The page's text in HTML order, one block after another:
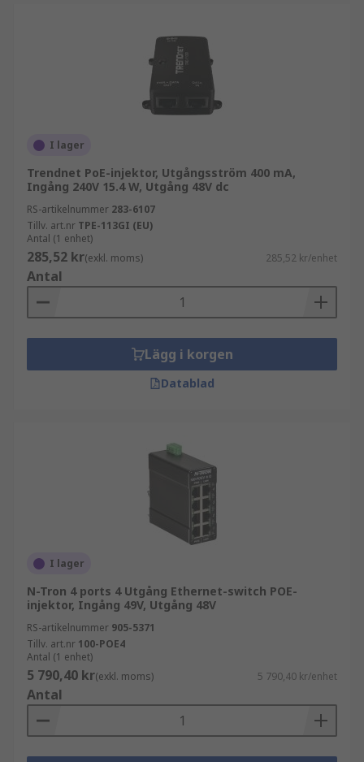
I lager
Trendnet PoE-injektor, Utgångsström 400 mA,
Ingång 240V 15.4 W, Utgång 48V dc
RS-artikelnummer 283-6107
Tillv. art.nr TPE-113GI (EU)
Antal (1 enhet)
285,52 kr(exkl. moms) 285,52 kr/enhet
Antal
Lägg i korgen
Datablad
I lager
N-Tron 4 ports 4 Utgång Ethernet-switch POE-
injektor, Ingång 49V, Utgång 48V
RS-artikelnummer 905-5371
Tillv. art.nr 100-POE4
Antal (1 enhet)
5 790,40 kr(exkl. moms) 5 790,40 kr/enhet
Antal